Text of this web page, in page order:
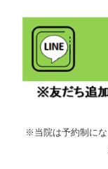
※当院は予約制に